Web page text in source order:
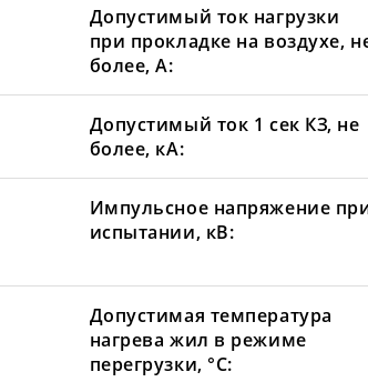
Допустимый ток нагрузки
при прокладке на воздухе,
более, А:
Допустимый ток 1 сек КЗ, не
более, кА:
Импульсное напряжение
испытании, кВ:
Допустимая температура
нагрева жил в режиме
перегрузки, °С: